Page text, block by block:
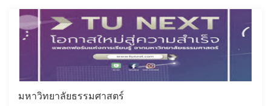
มหาวิทยาลัยธรรมศาสตร์